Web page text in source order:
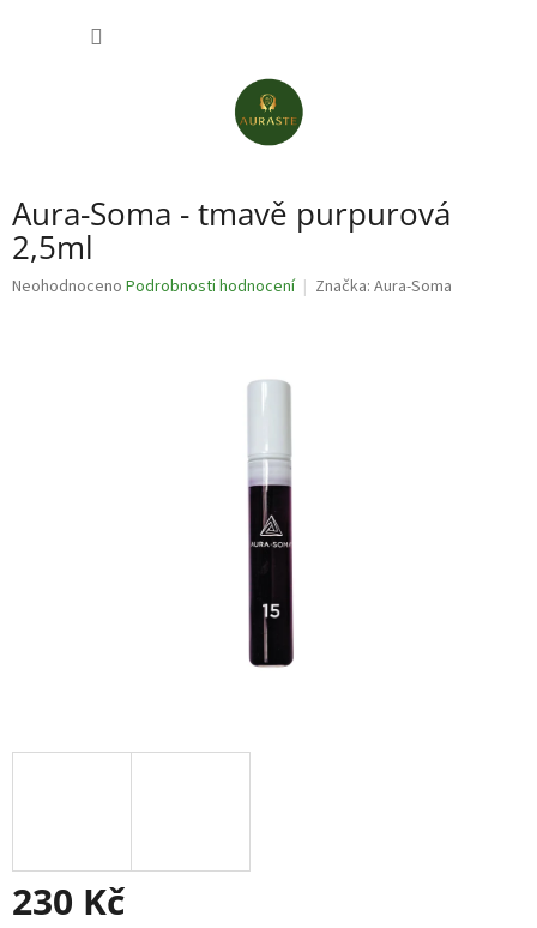
Aura-Soma - tmavě purpurová
2,5ml
Průměrné
Neohodnoceno Podrobnosti hodnocení Značka: Aura-Soma
230 Kč